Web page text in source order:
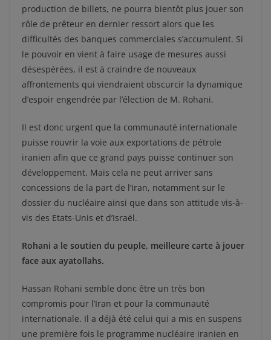
production de billets, ne pourra bientôt plus jouer son
rôle de prêteur en dernier ressort alors que les
difficultés des banques commerciales s’accumulent. Si
le pouvoir en vient à faire usage de mesures aussi
désespérées, il est à craindre de nouveaux
affrontements qui viendraient obscurcir la dynamique
d’espoir engendrée par l’élection de M. Rohani.
Il est donc urgent que la communauté internationale
puisse rouvrir la voie aux exportations de pétrole
iranien afin que ce grand pays puisse continuer son
développement. Mais cela ne peut arriver sans
concessions de la part de l’Iran, notamment sur le
dossier du nucléaire ainsi que dans son attitude vis-à-
vis des Etats-Unis et d’Israël.
Rohani a le soutien du peuple, meilleure carte à jouer
face aux ayatollahs.
Hassan Rohani semble donc être un très bon
compromis pour l’Iran et pour la communauté
internationale. Il a déjà été celui qui a mis en suspens
une première fois le programme nucléaire iranien en